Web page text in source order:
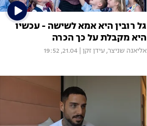
גל רובין היא אמא לשישה - עכשיו
היא מקבלת על כך הכרה
אליאנה שניצר, עידן זקן 21.04, 19:52